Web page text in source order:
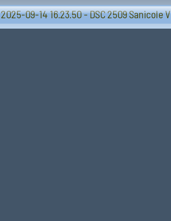
Vliegtuigen -
2025-09-14 16.23.50 - DSC 2509 Sanicole